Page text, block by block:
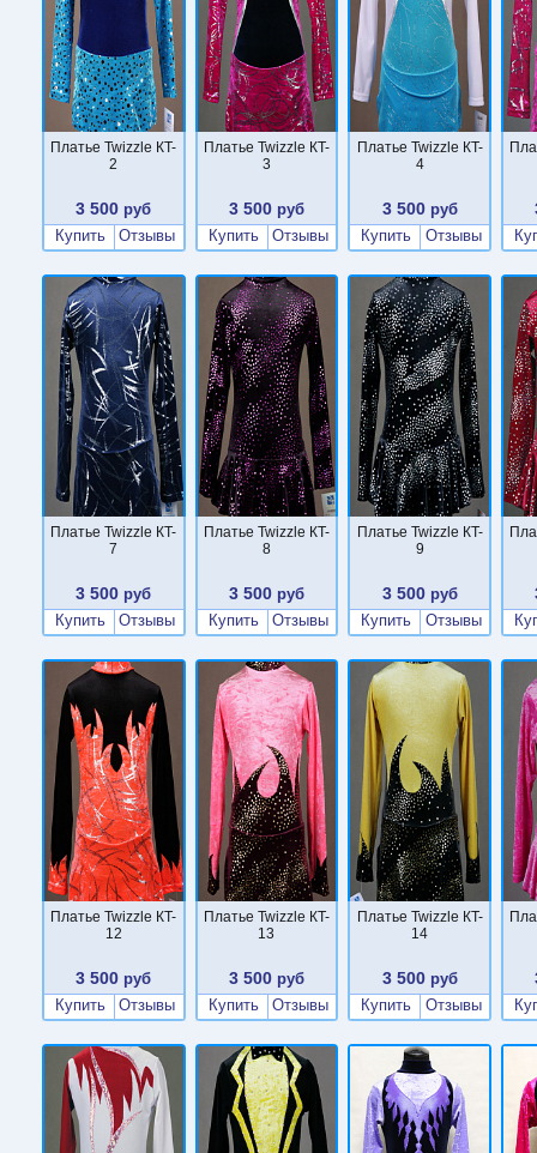
Платье Twizzle КT-
2
3 500 руб
Купить
Отзывы
Платье Twizzle КT-
3
3 500 руб
Купить
Отзывы
Платье Twizzle КT-
4
3 500руб
Купить
Отзывы
Платье Twizzle КT-
7
3 500 руб
Купить
Отзывы
Платье Twizzle КT-
8
3 500 руб
Купить
Отзывы
Платье Twizzle КT-
9
3 500руб
Купить
Отзывы
Платье Twizzle КT-
12
3 500 руб
Купить
Отзывы
Платье Twizzle КT-
13
3 500 руб
Купить
Отзывы
Платье Twizzle КT-
14
3 500руб
Купить
Отзывы